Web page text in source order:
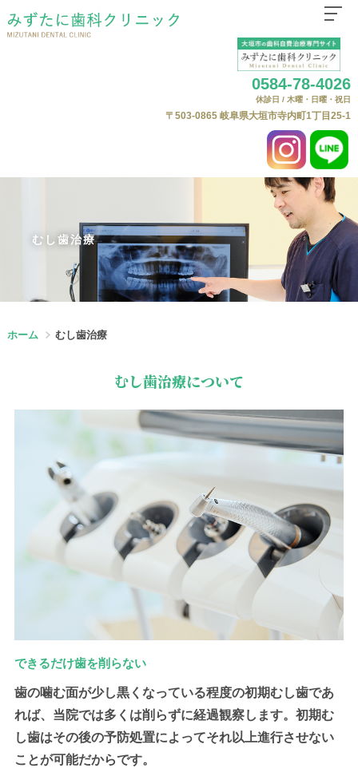
0584-78-4026
休診日 / 木曜・日曜・祝日
〒503-0865 岐阜県大垣市寺内町1丁目25-1
ニュース
Web予約
むし歯治療
ホーム むし歯治療
むし歯治療について
できるだけ歯を削らない
歯の噛む面が少し黒くなっている程度の初期むし歯であ
れば、当院では多くは削らずに経過観察します。初期む
し歯はその後の予防処置によってそれ以上進行させない
ことが可能だからです。